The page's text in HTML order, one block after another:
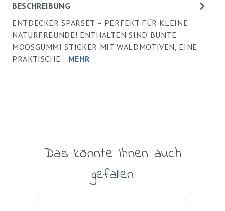
BESCHREIBUNG
ENTDECKER SPARSET – PERFEKT FÜR KLEINE
NATURFREUNDE! ENTHALTEN SIND BUNTE
MOOSGUMMI STICKER MIT WALDMOTIVEN, EINE
PRAKTISCHE… MEHR
Produktgalerie überspringen
Das könnte Ihnen auch
gefallen